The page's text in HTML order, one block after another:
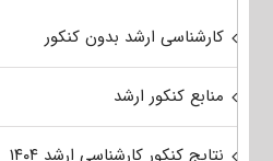
کارشناسی ارشد بدون کنکور
منابع کنکور ارشد
نتایج کنکور کارشناسی ارشد ۱۴۰۴